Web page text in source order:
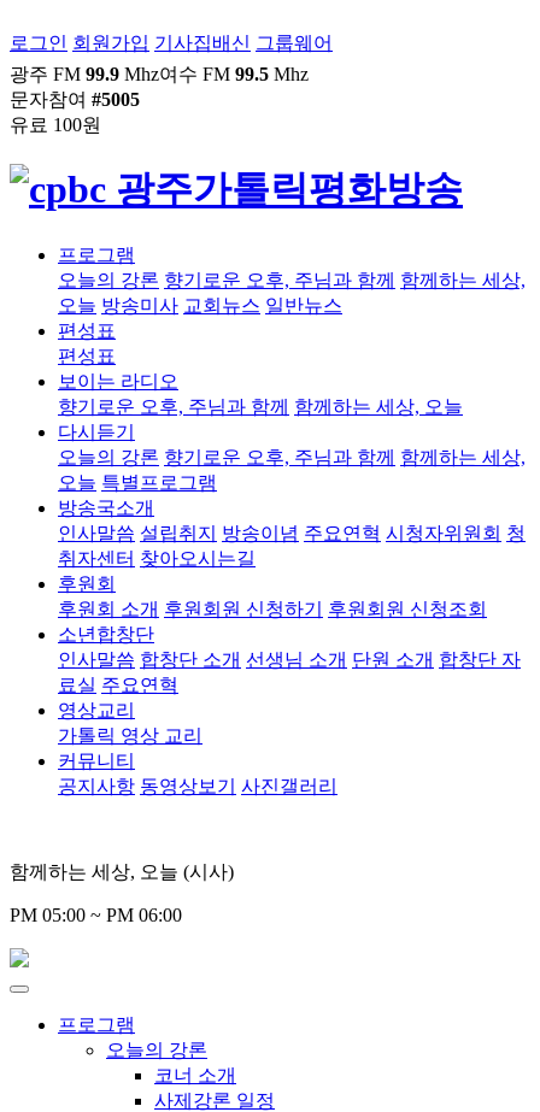
로그인 회원가입 기사집배신 그룹웨어
광주 FM 99.9 Mhz여수 FM 99.5 Mhz
문자참여 #5005
유료 100원
프로그램
오늘의 강론 향기로운 오후, 주님과 함께 함께하는 세상,
오늘 방송미사 교회뉴스 일반뉴스
편성표
편성표
보이는 라디오
향기로운 오후, 주님과 함께 함께하는 세상, 오늘
다시듣기
오늘의 강론 향기로운 오후, 주님과 함께 함께하는 세상,
오늘 특별프로그램
방송국소개
인사말씀 설립취지 방송이념 주요연혁 시청자위원회 청
취자센터 찾아오시는길
후원회
후원회 소개 후원회원 신청하기
후원회원 신청조회
소년합창단
인사말씀 합창단 소개 선생님 소개 단원 소개 합창단 자
료실 주요연혁
영상교리
가톨릭 영상 교리
커뮤니티
공지사항 동영상보기 사진갤러리
함께하는 세상, 오늘 (시사)
PM 05:00 ~ PM 06:00
프로그램
오늘의 강론
코너 소개
사제강론 일정